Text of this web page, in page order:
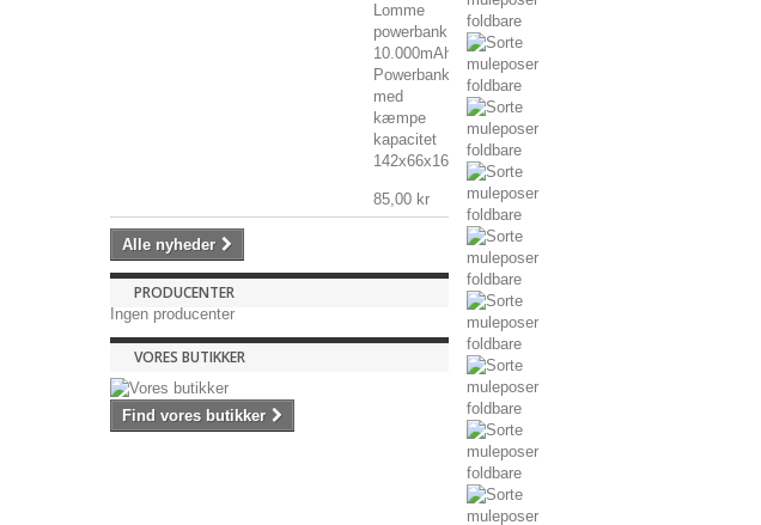
Lomme
powerbank
10.000mAh
Powerbank
med
kæmpe
kapacitet
142x66x16mm,...
85,00 kr
Alle nyheder
PRODUCENTER
Ingen producenter
VORES BUTIKKER
Find vores butikker